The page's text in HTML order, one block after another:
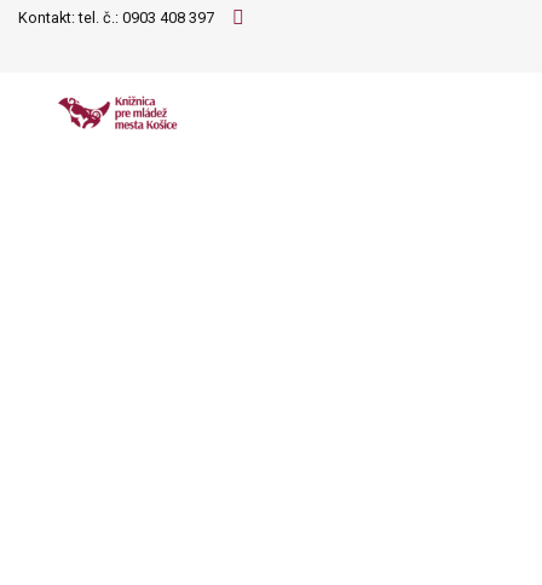
Kontakt: tel. č.: 0903 408 397